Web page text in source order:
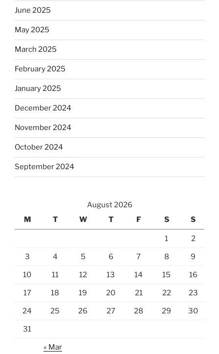
June 2025
May 2025
March 2025
February 2025
January 2025
December 2024
November 2024
October 2024
September 2024
August 2026
M
T W T F S S
1 2
3 4 5 6 7 8 9
10 11 12 13 14 15 16
17 18 19 20 21 22 23
24 25 26 27 28 29 30
31
« Mar